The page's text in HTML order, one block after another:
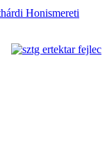
Honismereti